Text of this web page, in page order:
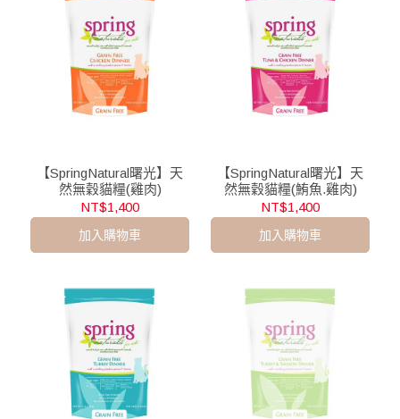
【SpringNatural曙光】天
然無穀貓糧(雞肉)
NT$1,400
加入購物車
【SpringNatural曙光】天
然無穀貓糧(鮪魚.雞肉)
NT$1,400
加入購物車